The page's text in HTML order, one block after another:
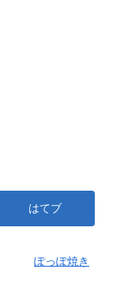
はてブ
ぽっぽ焼き